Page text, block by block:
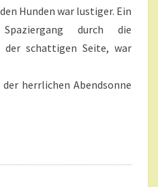
R
S
O
E
E
Hunden war lustiger. Ein
durch die
der schattigen Seite, war
herrlichen Abendsonne